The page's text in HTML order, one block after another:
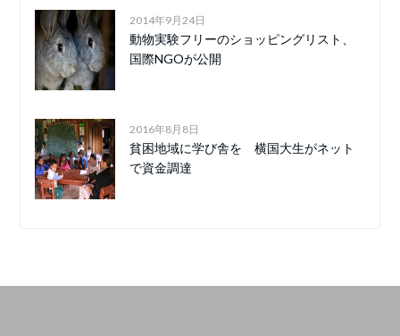
2014年9月24日
動物実験フリーのショッピングリスト、
国際NGOが公開
2016年8月8日
貧困地域に学び舎を 横国大生がネット
で資金調達